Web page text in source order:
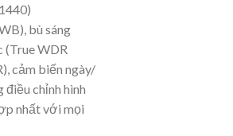
bù sáng
(True WDR
cảm biến ngày/
điều chỉnh hình
nhất với mọi